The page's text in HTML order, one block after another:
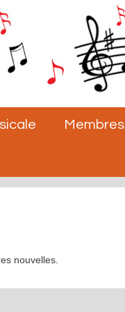
Membres
nouvelles.